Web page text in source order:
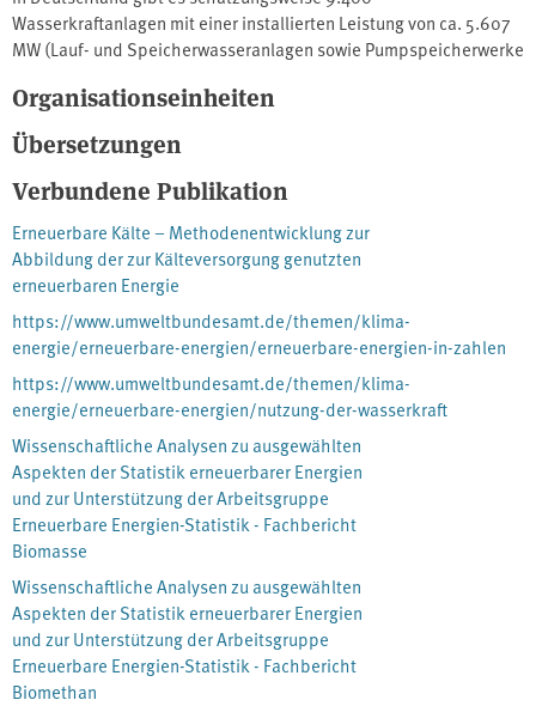
Wasserkraftanlagen mit einer installierten Leistung von ca. 5.607
MW (Lauf- und Speicherwasseranlagen sowie Pumpspeicherwerke
20 TWh pro Jahr. Neben energiestatistischen Auswertungen von
Zubau-, Bestands- und Erzeugungsdaten zur Wasserkraft
fokussiert der Fachbericht auf Besonderheiten der Erneuerbare
Energien-Statistik wie Grenzkraftwerke und
Pumpspeicherkraftwerke mit natürlichem Zufluss sowie die
Entwicklung einer Methodik zur Schätzung des statistisch nicht
erfassten Selbstverbrauches von Wasserkraftanlagen.
Organisationseinheiten
Übersetzungen
Verbundene Publikation
Erneuerbare Kälte – Methodenentwicklung zur
Abbildung der zur Kälteversorgung genutzten
erneuerbaren Energie
https://www.umweltbundesamt.de/themen/klima-
energie/erneuerbare-energien/erneuerbare-energien-in-zahlen
https://www.umweltbundesamt.de/themen/klima-
energie/erneuerbare-energien/nutzung-der-wasserkraft
Wissenschaftliche Analysen zu ausgewählten
Aspekten der Statistik erneuerbarer Energien
und zur Unterstützung der Arbeitsgruppe
Erneuerbare Energien-Statistik - Fachbericht
Biomasse
Wissenschaftliche Analysen zu ausgewählten
Aspekten der Statistik erneuerbarer Energien
und zur Unterstützung der Arbeitsgruppe
Erneuerbare Energien-Statistik - Fachbericht
Biomethan